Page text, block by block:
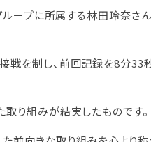
ープに所属する林田玲奈さん
戦を制し、前回記録を8分33
り組みが結実したものです。